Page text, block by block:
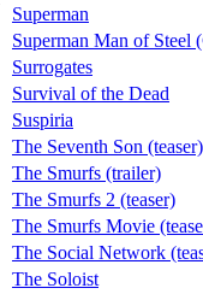
Superman
Superman Man of Steel
Surrogates
Survival of the Dead
Suspiria
The Seventh Son (teaser)
The Smurfs (trailer)
The Smurfs 2 (teaser)
The Smurfs Movie
The Social Network
The Soloist